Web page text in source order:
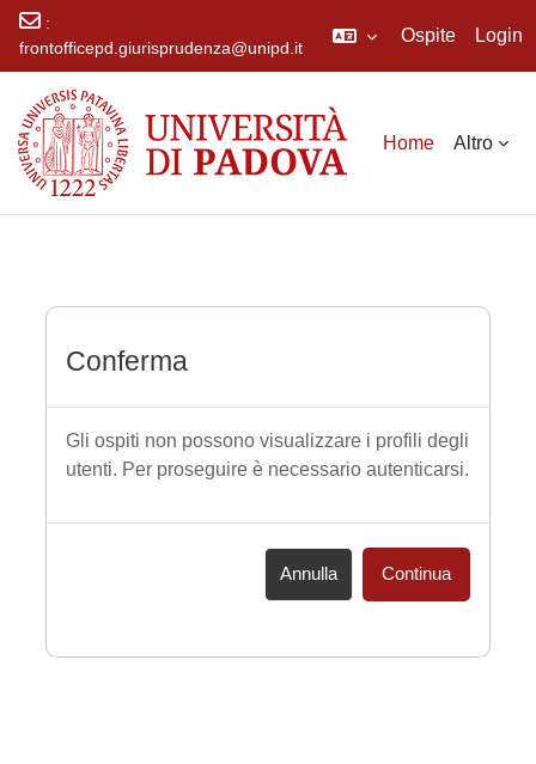
:
frontofficepd.giurisprudenza@unipd.it
Ospite Login
Home Altro
Conferma
Gli ospiti non possono visualizzare i profili degli
utenti. Per proseguire è necessario autenticarsi.
Annulla Continua